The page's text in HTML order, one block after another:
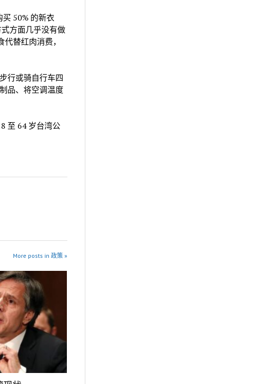
50% 的新衣
方面几乎没有做
替红肉消费，
行或骑自行车四
品、将空调温度
至 64 岁台湾公
More posts in 政策 »